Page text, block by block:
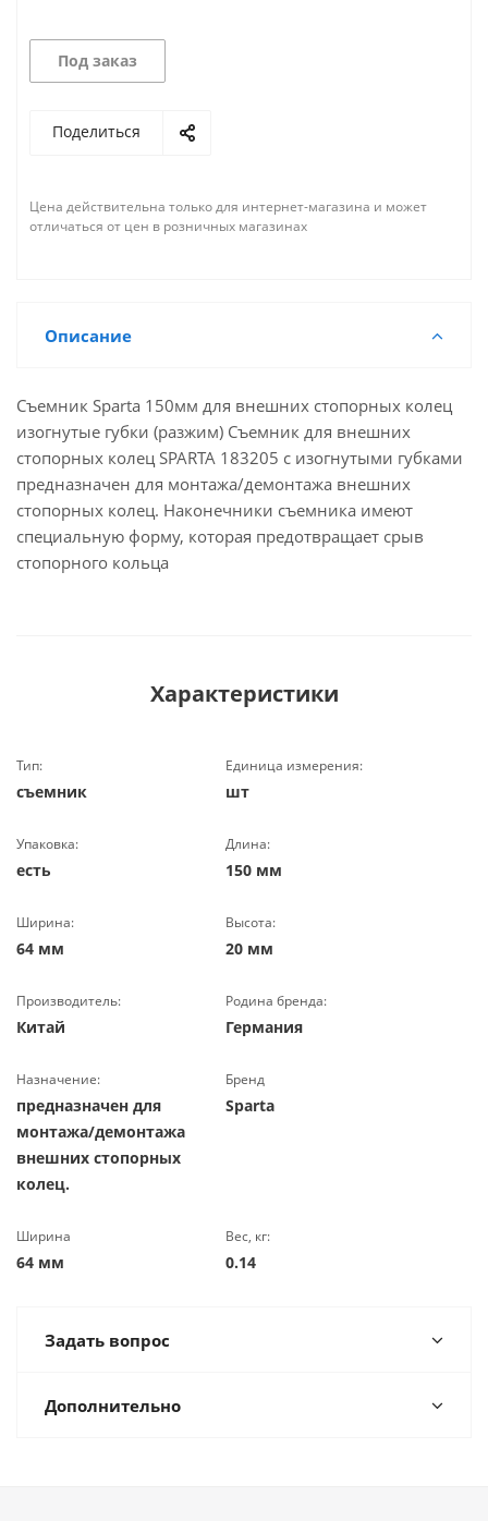
Под заказ
Поделиться
Цена действительна только для интернет-магазина и может
отличаться от цен в розничных магазинах
Описание
Съемник Sparta 150мм для внешних стопорных колец
изогнутые губки (разжим) Съемник для внешних
стопорных колец SPARTA 183205 с изогнутыми губками
предназначен для монтажа/демонтажа внешних
стопорных колец. Наконечники съемника имеют
специальную форму, которая предотвращает срыв
стопорного кольца
Характеристики
Тип:
съемник
Единица измерения:
шт
Упаковка:
есть
Длина:
150 мм
Ширина:
64 мм
Высота:
20 мм
Производитель:
Китай
Родина бренда:
Германия
Назначение:
предназначен для
монтажа/демонтажа
внешних стопорных
колец.
Бренд
Sparta
Ширина
64 мм
Вес, кг:
0.14
Задать вопрос
Дополнительно